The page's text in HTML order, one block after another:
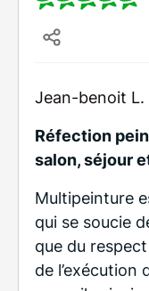
Jean-benoit L.
Réfection
salon, séjour
Multipeinture
qui se soucie
que du
de l’exécution